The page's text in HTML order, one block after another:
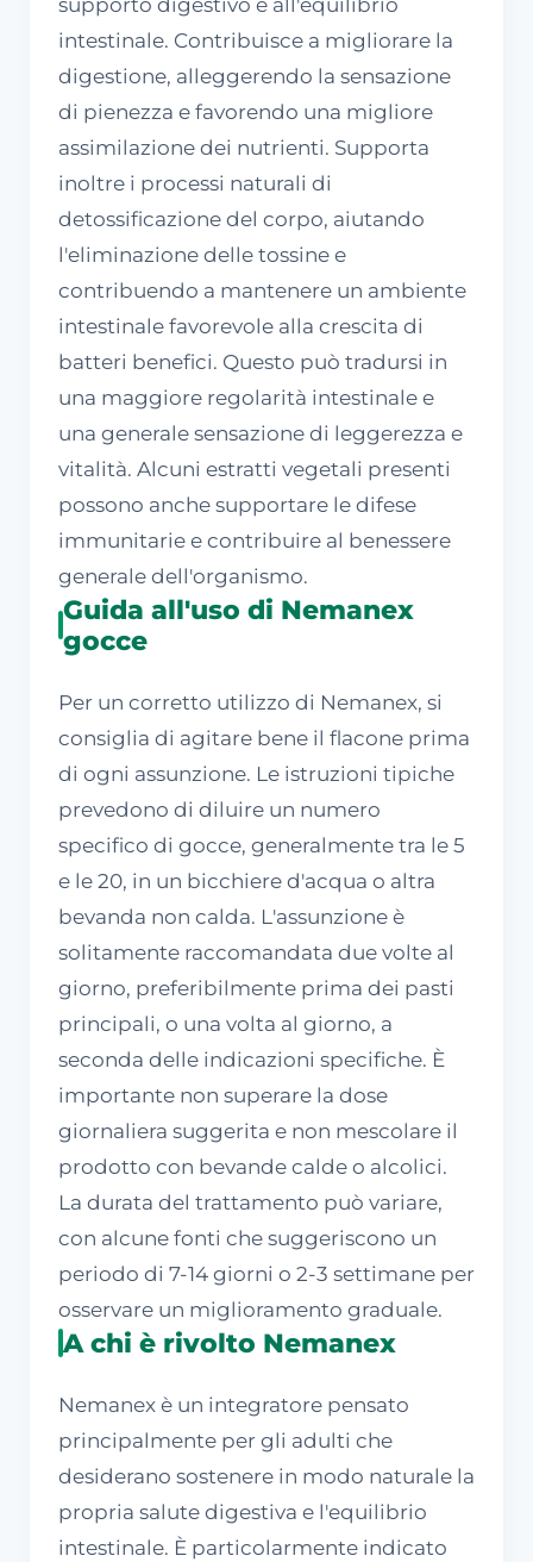
supporto digestivo e all'equilibrio
intestinale. Contribuisce a migliorare la
digestione, alleggerendo la sensazione
di pienezza e favorendo una migliore
assimilazione dei nutrienti. Supporta
inoltre i processi naturali di
detossificazione del corpo, aiutando
l'eliminazione delle tossine e
contribuendo a mantenere un ambiente
intestinale favorevole alla crescita di
batteri benefici. Questo può tradursi in
una maggiore regolarità intestinale e
una generale sensazione di leggerezza e
vitalità. Alcuni estratti vegetali presenti
possono anche supportare le difese
immunitarie e contribuire al benessere
generale dell'organismo.
Guida all'uso di Nemanex
gocce
Per un corretto utilizzo di Nemanex, si
consiglia di agitare bene il flacone prima
di ogni assunzione. Le istruzioni tipiche
prevedono di diluire un numero
specifico di gocce, generalmente tra le 5
e le 20, in un bicchiere d'acqua o altra
bevanda non calda. L'assunzione è
solitamente raccomandata due volte al
giorno, preferibilmente prima dei pasti
principali, o una volta al giorno, a
seconda delle indicazioni specifiche. È
importante non superare la dose
giornaliera suggerita e non mescolare il
prodotto con bevande calde o alcolici.
La durata del trattamento può variare,
con alcune fonti che suggeriscono un
periodo di 7-14 giorni o 2-3 settimane per
osservare un miglioramento graduale.
A chi è rivolto Nemanex
Nemanex è un integratore pensato
principalmente per gli adulti che
desiderano sostenere in modo naturale la
propria salute digestiva e l'equilibrio
intestinale. È particolarmente indicato